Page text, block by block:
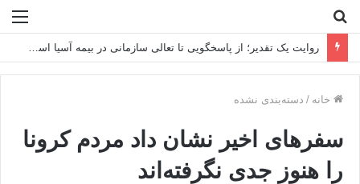
برای
روایت یک تقدیر؛ از پاسخگویی تا تعالی سازمانی در بیمه آسیا استان اصفهان
خانه / دسته‌بندی نشده
سفرهای اخیر نشان داد مردم کرونا
را هنوز جدی نگرفته‌اند